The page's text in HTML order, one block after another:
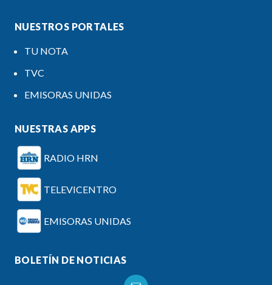
NUESTROS PORTALES
TU NOTA
TVC
EMISORAS UNIDAS
NUESTRAS APPS
RADIO HRN
TELEVICENTRO
EMISORAS UNIDAS
BOLETÍN DE NOTICIAS